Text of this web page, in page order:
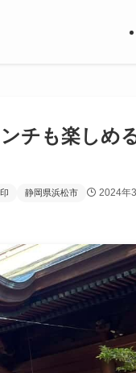
チも楽しめ
静岡県浜松市 2024年